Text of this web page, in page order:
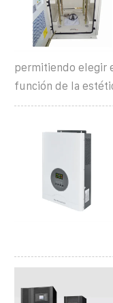
permitiendo elegir
función de la